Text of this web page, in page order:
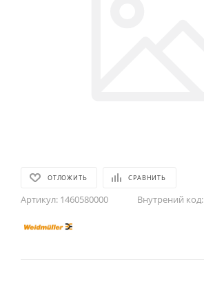
ОТЛОЖИТЬ СРАВНИТЬ
Артикул: 1460580000 Внутрений код: